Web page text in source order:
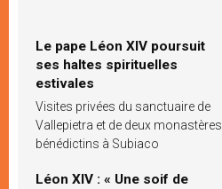
Le pape Léon XIV poursuit
ses haltes spirituelles
estivales
Visites privées du sanctuaire de
Vallepietra et de deux monastères
bénédictins à Subiaco
Léon XIV : « Une soif de